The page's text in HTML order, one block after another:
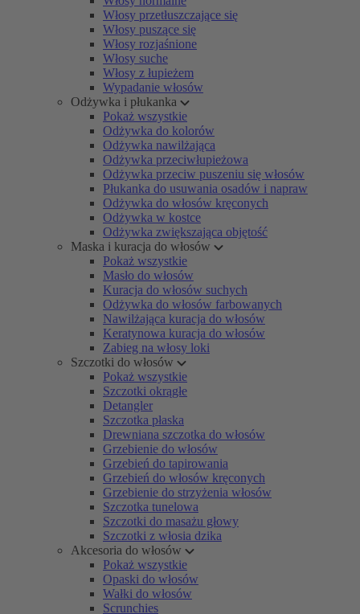
Włosy przetłuszczające się
Włosy puszące się
Włosy rozjaśnione
Włosy suche
Włosy z łupieżem
Wypadanie włosów
Odżywka i płukanka
Pokaż wszystkie
Odżywka do kolorów
Odżywka nawilżająca
Odżywka przeciwłupieżowa
Odżywka przeciw puszeniu się włosów
Płukanka do usuwania osadów i napraw
Odżywka do włosów kręconych
Odżywka w kostce
Odżywka zwiększająca objętość
Maska i kuracja do włosów
Pokaż wszystkie
Masło do włosów
Kuracja do włosów suchych
Odżywka do włosów farbowanych
Nawilżająca kuracja do włosów
Keratynowa kuracja do włosów
Zabieg na włosy loki
Szczotki do włosów
Pokaż wszystkie
Szczotki okrągłe
Detangler
Szczotka płaska
Drewniana szczotka do włosów
Grzebienie do włosów
Grzebień do tapirowania
Grzebień do włosów kręconych
Grzebienie do strzyżenia włosów
Szczotka tunelowa
Szczotki do masażu głowy
Szczotki z włosia dzika
Akcesoria do włosów
Pokaż wszystkie
Opaski do włosów
Wałki do włosów
Scrunchies